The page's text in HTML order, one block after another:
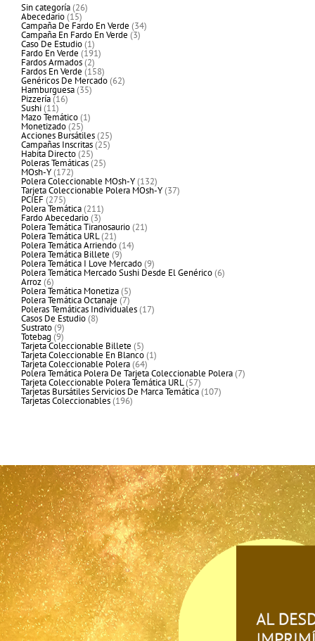
Sin categoría 2626
productos
Abecedario 1515
productos
Campaña De Fardo En Verde 3434
productos
Campaña En Fardo En Verde 33
productos
Caso De Estudio 11
producto
Fardo En Verde 191191
productos
Fardos Armados 22
productos
Fardos En Verde 158158
productos
Genéricos De Mercado 6262
productos
Hamburguesa 3535
productos
Pizzería 1616
productos
Sushi 1111
productos
Mazo Temático 11
producto
Monetizado 2525
productos
Acciones Bursátiles 2525
productos
Campañas Inscritas 2525
productos
Habita Directo 2525
productos
Poleras Temáticas 2525
productos
MOsh-Y 172172
productos
Polera Coleccionable MOsh-Y 132132
productos
Tarjeta Coleccionable Polera MOsh-Y 3737
productos
PCIEF 275275
productos
Polera Temática 211211
productos
Fardo Abecedario 33
productos
Polera Temática Tiranosaurio 2121
productos
Polera Temática URL 2121
productos
Polera Temática Arriendo 1414
productos
Polera Temática Billete 99
productos
Polera Temática I Love Mercado 99
productos
Polera Temática Mercado Sushi Desde El Genérico 66
productos
Arroz 66
productos
Polera Temática Monetiza 55
productos
Polera Temática Octanaje 77
productos
Poleras Temáticas Individuales 1717
productos
Casos De Estudio 88
productos
Sustrato 99
productos
Totebag 99
productos
Tarjeta Coleccionable Billete 55
productos
Tarjeta Coleccionable En Blanco 11
producto
Tarjeta Coleccionable Polera 6464
productos
Polera Temática Polera De Tarjeta Coleccionable Polera 77
productos
Tarjeta Coleccionable Polera Temática URL 5757
productos
Tarjetas Bursátiles Servicios De Marca Temática 107107
productos
Tarjetas Coleccionables 196196
productos